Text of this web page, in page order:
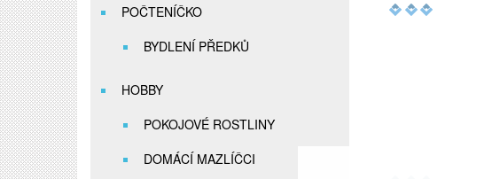
POČTENÍČKO
BYDLENÍ PŘEDKŮ
HOBBY
POKOJOVÉ ROSTLINY
DOMÁCÍ MAZLÍČCI